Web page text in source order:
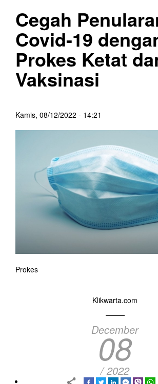
Cegah
Covid-19
Prokes Ketat
Vaksinasi
Kamis, 08/12/2022 - 14:21
Prokes
Klikwarta.com
December
08
/ 2022